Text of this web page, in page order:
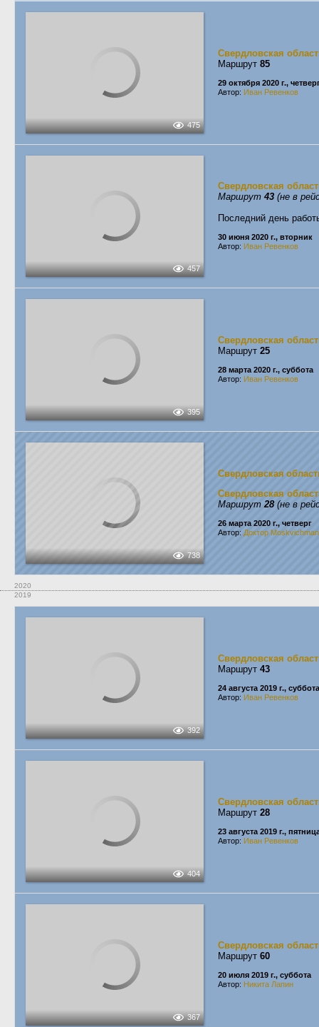
475
Свердловская
Маршрут 85
29 октября 2020 г.,
Автор: Иван Ревенков
457
Свердловская
Маршрут 43 (не в
Последний день
30 июня 2020 г., вторник
Автор: Иван Ревенков
395
Свердловская
Маршрут 25
28 марта 2020 г., суббота
Автор: Иван Ревенков
738
Свердловская
Свердловская
Маршрут28(не в
26 марта 2020 г., четверг
Автор: Доктор Moskvichman
2020
2019
392
Свердловская
Маршрут 43
24 августа 2019 г., суббота
Автор: Иван Ревенков
404
Свердловская
Маршрут 28
23 августа 2019 г.,
Автор: Иван Ревенков
367
Свердловская
Маршрут 60
20 июля 2019 г., суббота
Автор: Никита Лапин